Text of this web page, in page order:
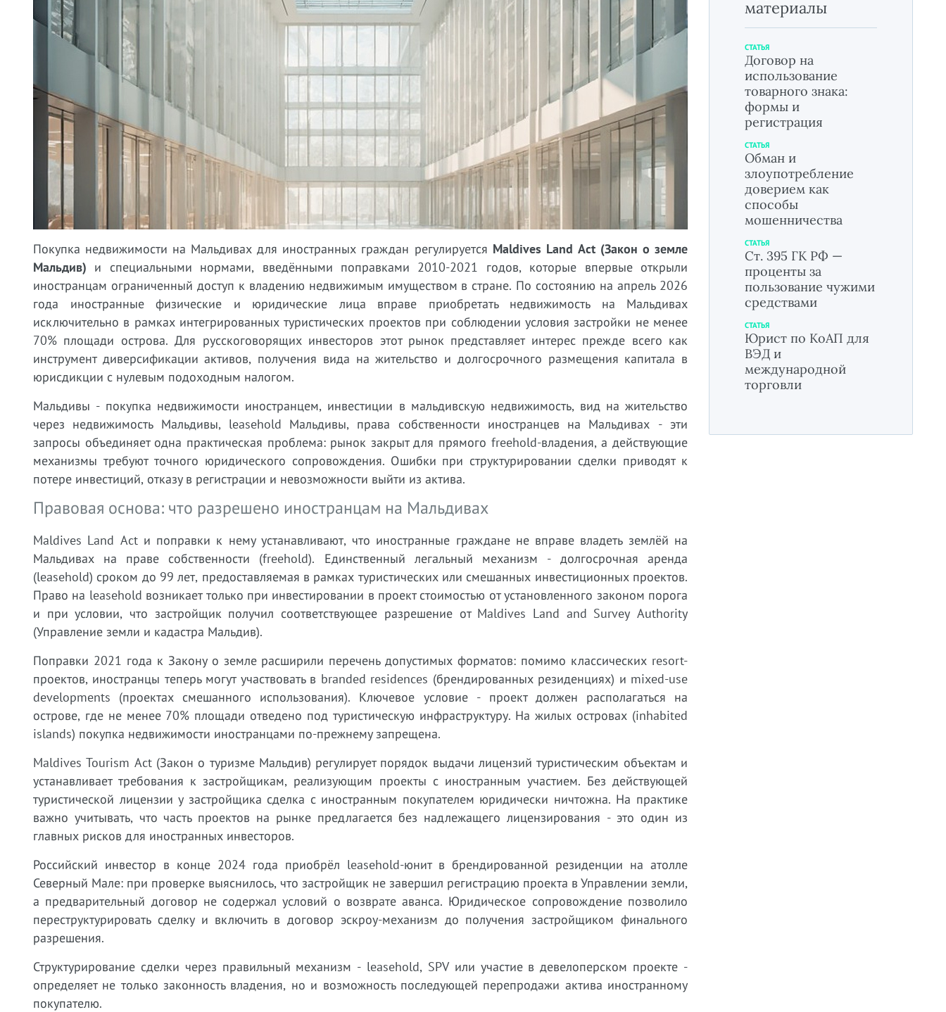
Покупка недвижимости на Мальдивах для иностранных граждан регулируется Maldives Land Act (Закон о земле
Мальдив) и специальными нормами, введёнными поправками 2010-2021 годов, которые впервые открыли
иностранцам ограниченный доступ к владению недвижимым имуществом в стране. По состоянию на апрель 2026
года иностранные физические и юридические лица вправе приобретать недвижимость на Мальдивах
исключительно в рамках интегрированных туристических проектов при соблюдении условия застройки не менее
70% площади острова. Для русскоговорящих инвесторов этот рынок представляет интерес прежде всего как
инструмент диверсификации активов, получения вида на жительство и долгосрочного размещения капитала в
юрисдикции с нулевым подоходным налогом.
Мальдивы - покупка недвижимости иностранцем, инвестиции в мальдивскую недвижимость, вид на жительство
через недвижимость Мальдивы, leasehold Мальдивы, права собственности иностранцев на Мальдивах - эти
запросы объединяет одна практическая проблема: рынок закрыт для прямого freehold-владения, а действующие
механизмы требуют точного юридического сопровождения. Ошибки при структурировании сделки приводят к
потере инвестиций, отказу в регистрации и невозможности выйти из актива.
Правовая основа: что разрешено иностранцам на Мальдивах
Maldives Land Act и поправки к нему устанавливают, что иностранные граждане не вправе владеть землёй на
Мальдивах на праве собственности (freehold). Единственный легальный механизм - долгосрочная аренда
(leasehold) сроком до 99 лет, предоставляемая в рамках туристических или смешанных инвестиционных проектов.
Право на leasehold возникает только при инвестировании в проект стоимостью от установленного законом порога
и при условии, что застройщик получил соответствующее разрешение от Maldives Land and Survey Authority
(Управление земли и кадастра Мальдив).
Поправки 2021 года к Закону о земле расширили перечень допустимых форматов: помимо классических resort-
проектов, иностранцы теперь могут участвовать в branded residences (брендированных резиденциях) и mixed-use
developments (проектах смешанного использования). Ключевое условие - проект должен располагаться на
острове, где не менее 70% площади отведено под туристическую инфраструктуру. На жилых островах (inhabited
islands) покупка недвижимости иностранцами по-прежнему запрещена.
Maldives Tourism Act (Закон о туризме Мальдив) регулирует порядок выдачи лицензий туристическим объектам и
устанавливает требования к застройщикам, реализующим проекты с иностранным участием. Без действующей
туристической лицензии у застройщика сделка с иностранным покупателем юридически ничтожна. На практике
важно учитывать, что часть проектов на рынке предлагается без надлежащего лицензирования - это один из
главных рисков для иностранных инвесторов.
Российский инвестор в конце 2024 года приобрёл leasehold-юнит в брендированной резиденции на атолле
Северный Мале: при проверке выяснилось, что застройщик не завершил регистрацию проекта в Управлении земли,
а предварительный договор не содержал условий о возврате аванса. Юридическое сопровождение позволило
переструктурировать сделку и включить в договор эскроу-механизм до получения застройщиком финального
разрешения.
Структурирование сделки через правильный механизм - leasehold, SPV или участие в девелоперском проекте -
определяет не только законность владения, но и возможность последующей перепродажи актива иностранному
покупателю.
материалы
СТАТЬЯ
Договор на
использование
товарного знака:
формы и
регистрация
СТАТЬЯ
Обман и
злоупотребление
доверием как
способы
мошенничества
СТАТЬЯ
Ст. 395 ГК РФ —
проценты за
пользование чужими
средствами
СТАТЬЯ
Юрист по КоАП для
ВЭД и
международной
торговли